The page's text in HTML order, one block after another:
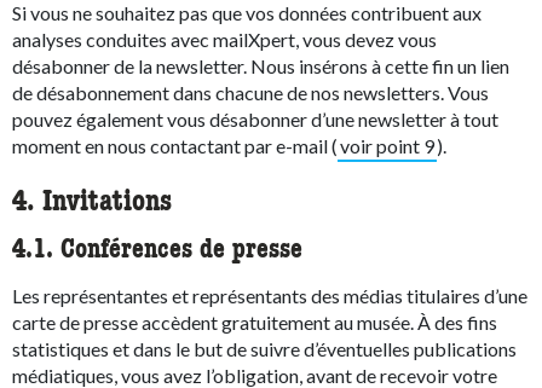
Si vous ne souhaitez pas que vos données contribuent aux
analyses conduites avec mailXpert, vous devez vous
désabonner de la newsletter. Nous insérons à cette fin un lien
de désabonnement dans chacune de nos newsletters. Vous
pouvez également vous désabonner d’une newsletter à tout
moment en nous contactant par e-mail (voir point 9).
4. Invitations
4.1. Conférences de presse
Les représentantes et représentants des médias titulaires d’une
carte de presse accèdent gratuitement au musée. À des fins
statistiques et dans le but de suivre d’éventuelles publications
médiatiques, vous avez l’obligation, avant de recevoir votre